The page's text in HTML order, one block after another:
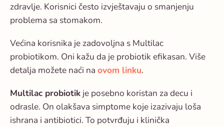
zdravlje. Korisnici često izvještavaju o smanjenju
problema sa stomakom.
Većina korisnika je zadovoljna s Multilac
probiotikom. Oni kažu da je probiotik efikasan. Više
detalja možete naći na ovom linku.
Multilac probiotik je posebno koristan za decu i
odrasle. On olakšava simptome koje izazivaju loša
ishrana i antibiotici. To potvrđuju i klinička